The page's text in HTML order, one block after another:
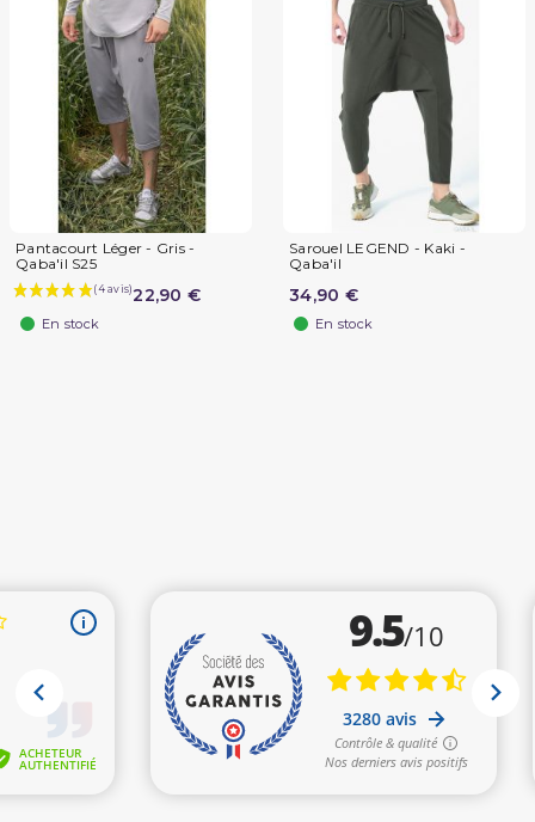
Pantacourt Léger - Gris -
Qaba'il S25
22,90 €
En stock
Sarouel LEGEND - Kaki -
Qaba'il
34,90 €
En stock